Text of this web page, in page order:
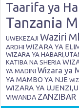
Taarifa ya
Tanzania
UWEKEZAJI Waziri
ARDHI WIZARA YA
WIZARA YA
KATIBA NA SHERIA
YA MADINI Wizara ya
YA MAMBO YA NJE
WIZARA YA
VIWANDA ZANZIBAR